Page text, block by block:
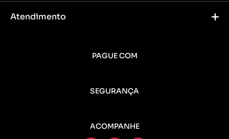
Atendimento
PAGUE COM
SEGURANÇA
ACOMPANHE